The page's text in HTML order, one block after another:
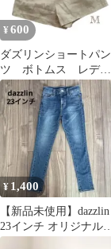
¥ 600
ダズリンショートパン
ツ ボトムス レディ
ースパンツ
¥ 1,400
【新品未使用】dazzlin
23インチ オリジナルス
タンダードスキニー 低